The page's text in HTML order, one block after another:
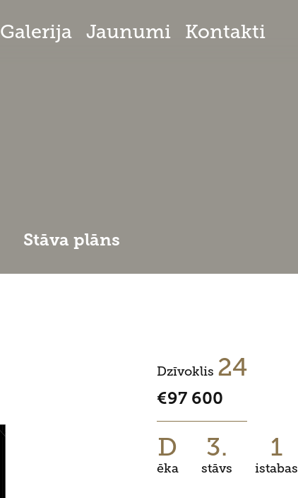
Galerija Jaunumi Kontakti
Stāva plāns
Dzīvoklis 24
€97 600
D
ēka
3.
stāvs
1
istabas